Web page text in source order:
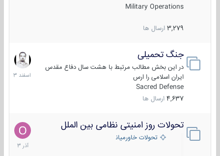
Military Operations
3,279 ارسال ها
جنگ تحمیلی
در این بخش مطالب مرتبط با هشت سال دفاع مقدس
ایران اسلامی را ارس
Sacred Defense
4,637 ارسال ها
20
اسفند
1403
تحولات روز امنیتی نظامی بین الملل
تحولات خاورمیانه
21
آذر
1403